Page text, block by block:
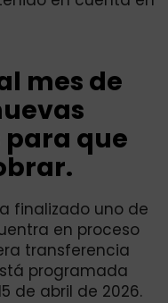
mes de
que
finalizado uno de
en proceso
transferencia
programada
de abril de 2026.